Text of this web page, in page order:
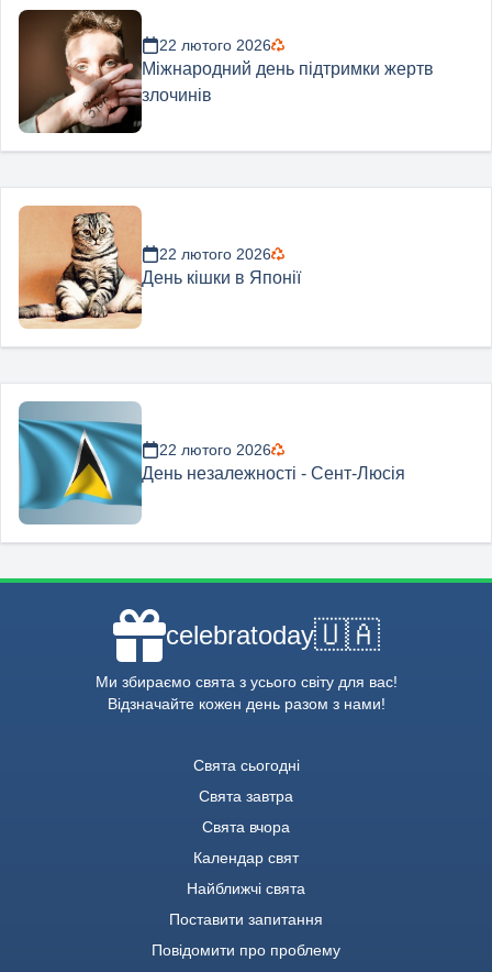
22 лютого 2026
Міжнародний день підтримки жертв
злочинів
22 лютого 2026
День кішки в Японії
22 лютого 2026
День незалежності - Сент-Люсія
celebratoday🇺🇦
Ми збираємо свята з усього світу для вас!
Відзначайте кожен день разом з нами!
Свята сьогодні
Свята завтра
Свята вчора
Календар свят
Найближчі свята
Поставити запитання
Повідомити про проблему